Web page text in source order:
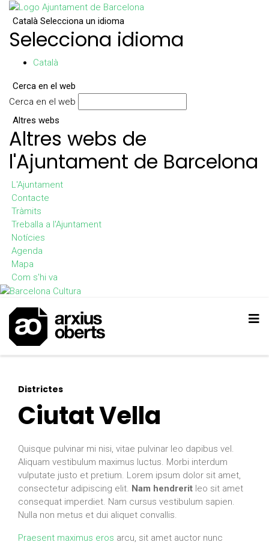
Català Selecciona un idioma
Selecciona idioma
Català
Cerca en el web
Cerca en el web
Altres webs
Altres webs de
l'Ajuntament de Barcelona
L'Ajuntament
Contacte
Tràmits
Treballa a l'Ajuntament
Notícies
Agenda
Mapa
Com s'hi va
Districtes
Ciutat Vella
Quisque pulvinar mi nisi, vitae pulvinar leo dapibus vel.
Aliquam vestibulum maximus luctus. Morbi interdum
vulputate justo et pretium. Lorem ipsum dolor sit amet,
consectetur adipiscing elit. Nam hendrerit leo sit amet
consequat imperdiet. Nam cursus vestibulum sapien.
Nulla non metus et dui aliquet convallis.
Praesent maximus eros arcu, sit amet auctor nunc